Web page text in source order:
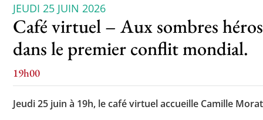
Communiqués et motions
JEUDI 25 JUIN 2026
Café virtuel – Aux sombres
dans le premier conflit mondial.
19h00
Jeudi 25 juin à 19h, le café virtuel accueille Camille